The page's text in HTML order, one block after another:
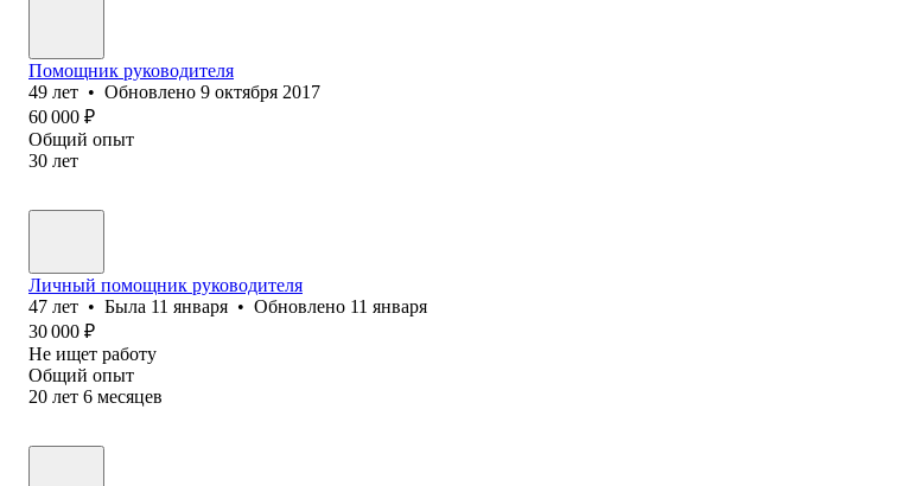
Помощник руководителя
49 лет • Обновлено 9 октября 2017
60 000 ₽
Общий опыт
30 лет
Личный помощник руководителя
47 лет • Была 11 января • Обновлено 11 января
30 000 ₽
Не ищет работу
Общий опыт
20 лет 6 месяцев